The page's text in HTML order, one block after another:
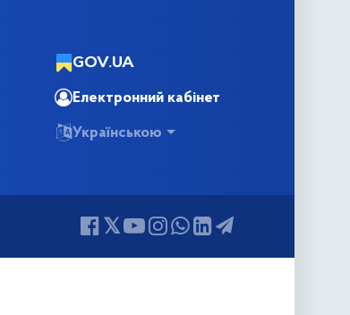
GOV.UA
Електронний кабінет
Українською